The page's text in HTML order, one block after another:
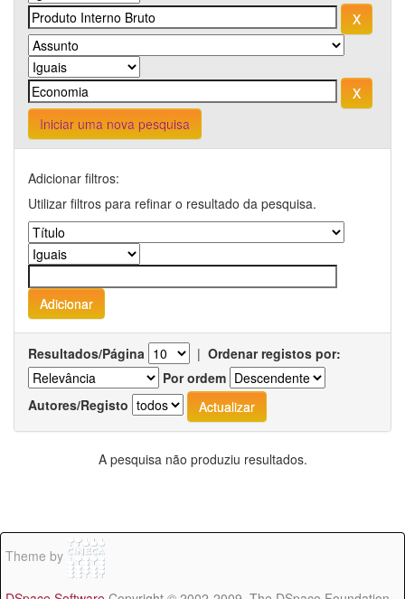
Iniciar uma nova pesquisa
Adicionar filtros:
Utilizar filtros para refinar o resultado da pesquisa.
Resultados/Página | Ordenar registos por:
Por ordem
Autores/Registo
A pesquisa não produziu resultados.
Theme by